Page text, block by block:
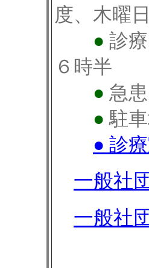
度、木曜
● 診
６時半
● 急
● 駐
● 診
一般社
一般社